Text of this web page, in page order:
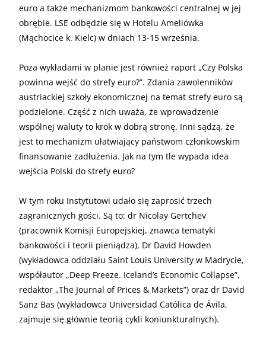
euro a także mechanizmom bankowości centralnej w jej
obrębie. LSE odbędzie się w Hotelu Ameliówka
(Mąchocice k. Kielc) w dniach 13-15 września.
Poza wykładami w planie jest również raport „Czy Polska
powinna wejść do strefy euro?”. Zdania zawolenników
austriackiej szkoły ekonomicznej na temat strefy euro są
podzielone. Część z nich uważa, że wprowadzenie
wspólnej waluty to krok w dobrą stronę. Inni sądzą, że
jest to mechanizm ułatwiający państwom członkowskim
finansowanie zadłużenia. Jak na tym tle wypada idea
wejścia Polski do strefy euro?
W tym roku Instytutowi udało się zaprosić trzech
zagranicznych gości. Są to: dr Nicolay Gertchev
(pracownik Komisji Europejskiej, znawca tematyki
bankowości i teorii pieniądza), Dr David Howden
(wykładowca oddziału Saint Louis University w Madrycie,
współautor „Deep Freeze. Iceland’s Economic Collapse”,
redaktor „The Journal of Prices & Markets”) oraz dr David
Sanz Bas (wykładowca Universidad Católica de Ávila,
zajmuje się głównie teorią cykli koniunkturalnych).